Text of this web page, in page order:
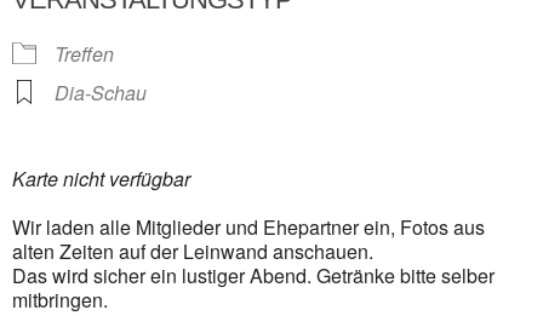
Treffen
Dia-Schau
Karte nicht verfügbar
Wir laden alle Mitglieder und Ehepartner ein, Fotos aus
alten Zeiten auf der Leinwand anschauen.
Das wird sicher ein lustiger Abend. Getränke bitte selber
mitbringen.